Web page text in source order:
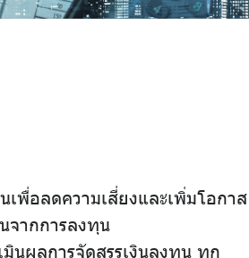
เพื่อลดความเสี่ยงและเพิ่มโอกาส
จากการลงทุน
นผลการจัดสรรเงินลงทุน ทุก